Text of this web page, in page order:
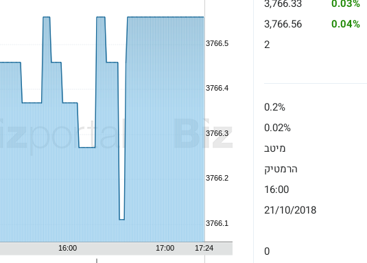
0.03%
3,766.33
0.04%
3,766.56
2
0.2%
0.02%
מיטב
הרמטיק
16:00
21/10/2018
0